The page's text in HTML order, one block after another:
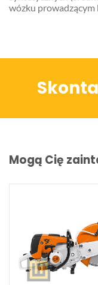
wózku prowadzącym
Mogą Cię